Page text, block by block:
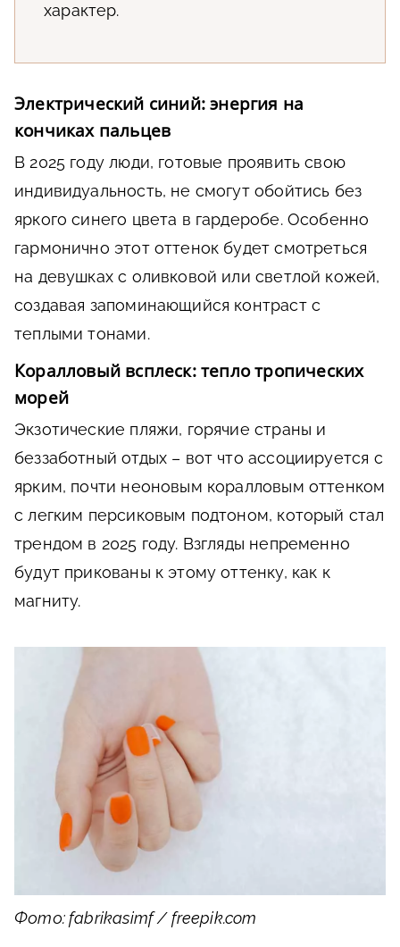
характер.
Электрический синий: энергия на
кончиках пальцев
В 2025 году люди, готовые проявить свою
индивидуальность, не смогут обойтись без
яркого синего цвета в гардеробе. Особенно
гармонично этот оттенок будет смотреться
на девушках с оливковой или светлой кожей,
создавая запоминающийся контраст с
теплыми тонами.
Коралловый всплеск: тепло тропических
морей
Экзотические пляжи, горячие страны и
беззаботный отдых – вот что ассоциируется с
ярким, почти неоновым коралловым оттенком
с легким персиковым подтоном, который стал
трендом в 2025 году. Взгляды непременно
будут прикованы к этому оттенку, как к
магниту.
Фото: fabrikasimf / freepik.com